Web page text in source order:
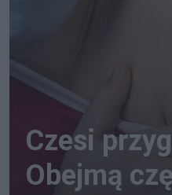
Czesi
Obejmą